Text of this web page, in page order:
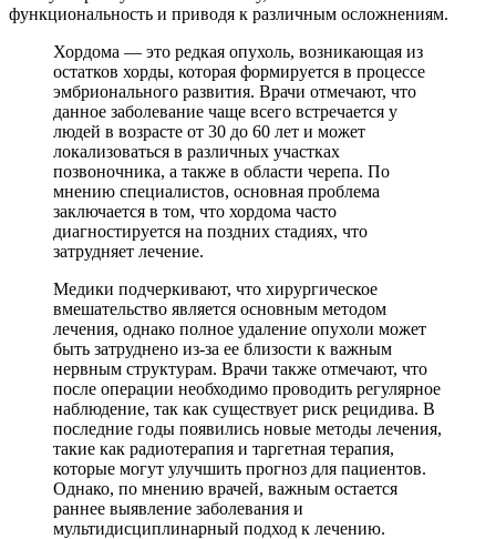
функциональность и приводя к различным осложнениям.
Хордома — это редкая опухоль, возникающая из
остатков хорды, которая формируется в процессе
эмбрионального развития. Врачи отмечают, что
данное заболевание чаще всего встречается у
людей в возрасте от 30 до 60 лет и может
локализоваться в различных участках
позвоночника, а также в области черепа. По
мнению специалистов, основная проблема
заключается в том, что хордома часто
диагностируется на поздних стадиях, что
затрудняет лечение.
Медики подчеркивают, что хирургическое
вмешательство является основным методом
лечения, однако полное удаление опухоли может
быть затруднено из-за ее близости к важным
нервным структурам. Врачи также отмечают, что
после операции необходимо проводить регулярное
наблюдение, так как существует риск рецидива. В
последние годы появились новые методы лечения,
такие как радиотерапия и таргетная терапия,
которые могут улучшить прогноз для пациентов.
Однако, по мнению врачей, важным остается
раннее выявление заболевания и
мультидисциплинарный подход к лечению.